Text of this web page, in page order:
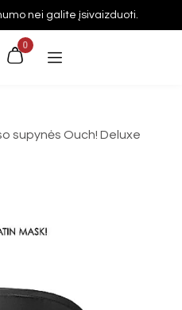
nei galite įsivaizduoti.
0
supynės Ouch! Deluxe